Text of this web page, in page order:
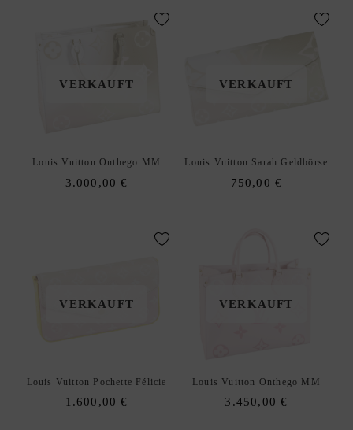
VERKAUFT
Louis Vuitton Onthego MM
3.000,00€
VERKAUFT
Louis Vuitton Sarah Geldbörse
750,00 €
VERKAUFT
Louis Vuitton Pochette Félicie
1.600,00€
VERKAUFT
Louis Vuitton Onthego MM
3.450,00€